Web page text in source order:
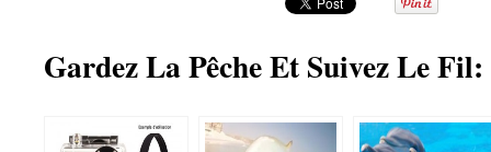
Gardez La Pêche Et Suivez Le Fil: